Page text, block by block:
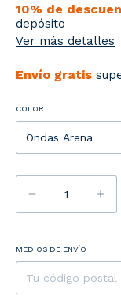
10% de
depósito
Ver más detalles
Envío gratis
COLOR
Entregas para el
MEDIOS DE ENVÍO